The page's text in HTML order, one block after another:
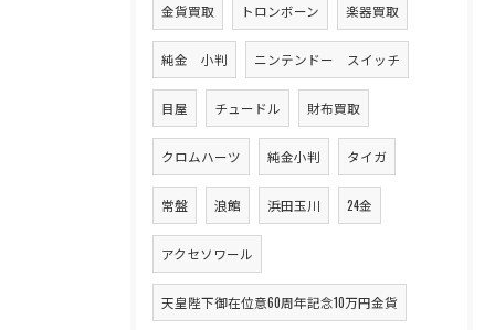
金貨買取 トロンボーン 楽器買取
純金 小判 ニンテンドー スイッチ
目屋 チュードル 財布買取
クロムハーツ 純金小判 タイガ
常盤 浪館 浜田玉川 24金
アクセソワール
天皇陛下御在位意60周年記念10万円金貨